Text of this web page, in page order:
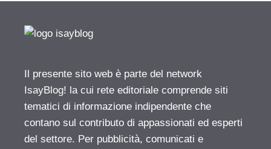
Il presente sito web è parte del network
IsayBlog! la cui rete editoriale comprende siti
tematici di informazione indipendente che
contano sul contributo di appassionati ed esperti
del settore. Per pubblicità, comunicati e